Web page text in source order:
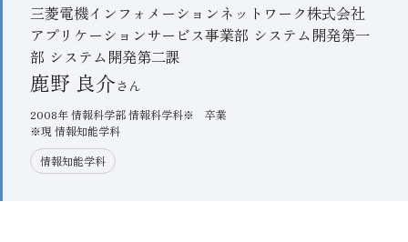
三菱電機インフォメーションネットワーク株式会社
アプリケーションサービス事業部 システム開発第一
部 システム開発第二課
鹿野 良介
2008年 情報科学部 情報科学科※ 卒業
※現 情報知能学科
情報知能学科